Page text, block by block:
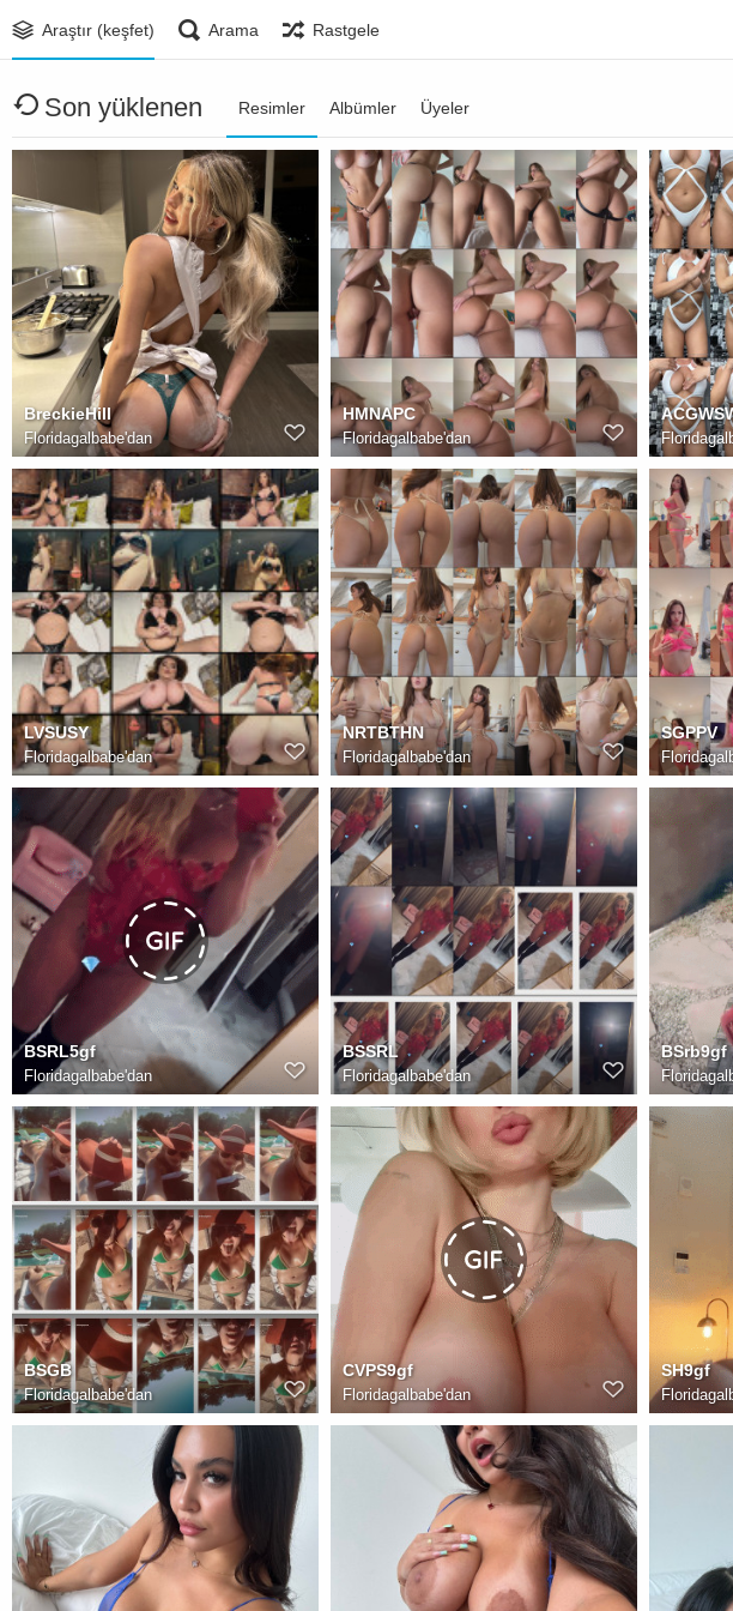
Araştır (keşfet) Arama Rastgele
Son yüklenen Resimler Albümler Üyeler
BreckieHill
Floridagalbabe'dan
HMNAPC
Floridagalbabe'dan
LVSUSY
Floridagalbabe'dan
NRTBTHN
Floridagalbabe'dan
SGPPV
BSRL5gf
Floridagalbabe'dan
BSSRL
Floridagalbabe'dan
BSrb9gf
BSGB
Floridagalbabe'dan
CVPS9gf
Floridagalbabe'dan
SH9gf